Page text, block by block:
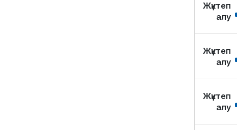
Жүктеп
алу
Жүктеп
алу
Жүктеп
алу